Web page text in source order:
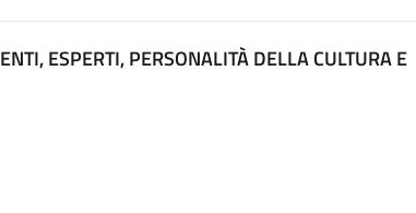
ESPERTI, PERSONALITÀ DELLA CULTURA E